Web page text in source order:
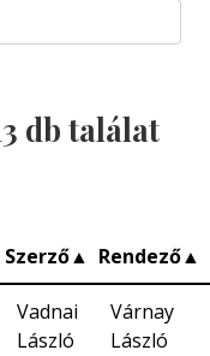
db találat
Szerző▲ Rendező▲
Vadnai
László
Várnay
László